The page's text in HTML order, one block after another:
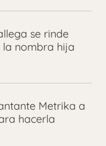
se rinde
la nombra hija
Metrika a
hacerla